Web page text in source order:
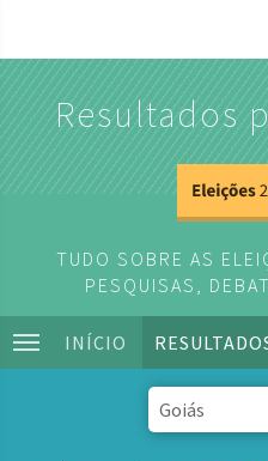
Resultados
TUDO SOBRE AS
PESQUISAS,
INÍCIO